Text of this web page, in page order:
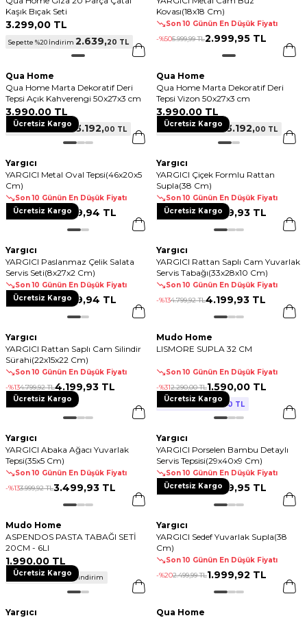
Kaşık Bıçak Seti
3.299,00 TL
Sepette %20 İndirim 2.639,20 TL
Kovası(18x18 Cm)
Son 10 Günün En Düşük Fiyatı
-%505.999,99 TL2.999,95 TL
Qua Home
Qua Home Marta Dekoratif Deri
Tepsi Açık Kahverengi 50x27x3 cm
3.990,00 TL
Sepette %20 İndirim 3.192,00 TL
Qua Home
Qua Home Marta Dekoratif Deri
Tepsi Vizon 50x27x3 cm
3.990,00 TL
Sepette %20 İndirim 3.192,00 TL
Ücretsiz Kargo
Yargıcı
YARGICI Metal Oval Tepsi(46x20x5
Cm)
Son 10 Günün En Düşük Fiyatı
253.199,92 TL2.399,94 TL
Ücretsiz Kargo
Yargıcı
YARGICI Çiçek Formlu Rattan
Supla(38 Cm)
Son 10 Günün En Düşük Fiyatı
132.399,92 TL2.099,93 TL
Ücretsiz Kargo
Yargıcı
YARGICI Paslanmaz Çelik Salata
Servis Seti(8x27x2 Cm)
Son 10 Günün En Düşük Fiyatı
253.199,92 TL2.399,94 TL
Ücretsiz Kargo
Yargıcı
YARGICI Rattan Saplı Cam Yuvarlak
Servis Tabağı(33x28x10 Cm)
Son 10 Günün En Düşük Fiyatı
-%134.799,92 TL4.199,93 TL
Ücretsiz Kargo
Yargıcı
YARGICI Rattan Saplı Cam Silindir
Sürahi(22x15x22 Cm)
Son 10 Günün En Düşük Fiyatı
-%134.799,92 TL4.199,93 TL
Mudo Home
LISMORE SUPLA 32 CM
Son 10 Günün En Düşük Fiyatı
-%312.290,00 TL1.590,00 TL
1.590, 00 TL
Ücretsiz Kargo
Yargıcı
YARGICI Abaka Ağacı Yuvarlak
Tepsi(35x5 Cm)
Son 10 Günün En Düşük Fiyatı
-%133.999,92 TL3.499,93 TL
Ücretsiz Kargo
Yargıcı
YARGICI Porselen Bambu Detaylı
Servis Tepsisi(29x40x9 Cm)
Son 10 Günün En Düşük Fiyatı
507.999,99 TL3.999,95 TL
Mudo Home
ASPENDOS PASTA TABAĞI SETİ
20CM - 6LI
1.990,00 TL
800 TL ve Üzerine %50 İndirim
Ücretsiz Kargo
Yargıcı
YARGICI Sedef Yuvarlak Supla(38
Cm)
Son 10 Günün En Düşük Fiyatı
-%202.499,99 TL1.999,92 TL
Ücretsiz Kargo
Yargıcı
Qua Home